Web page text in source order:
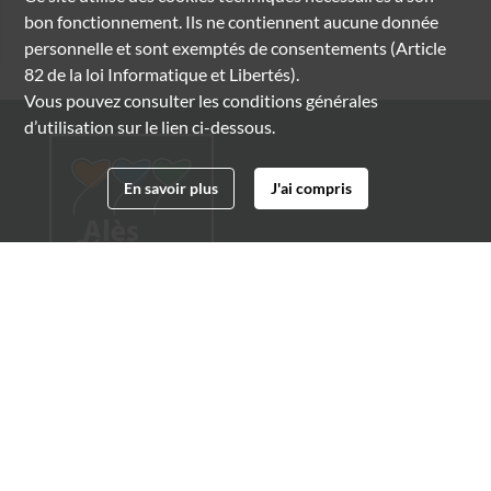
bon fonctionnement. Ils ne contiennent aucune donnée
personnelle et sont exemptés de consentements (Article
82 de la loi Informatique et Libertés).
Vous pouvez consulter les conditions générales
d’utilisation sur le lien ci-dessous.
En savoir plus J'ai compris